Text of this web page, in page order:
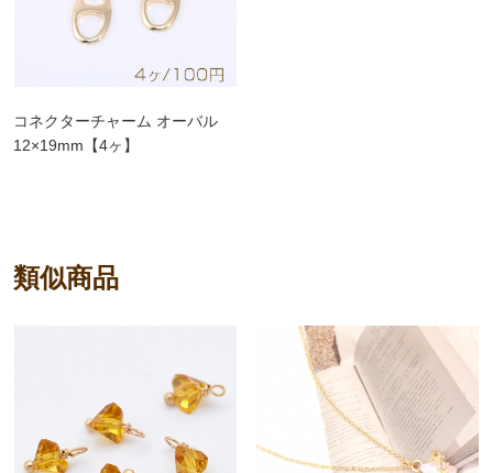
コネクターチャーム オーバル
12×19mm【4ヶ】
類似商品